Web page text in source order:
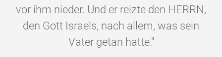
vor ihm nieder. Und er reizte den HERRN,
den Gott Israels, nach allem, was sein
Vater getan hatte."